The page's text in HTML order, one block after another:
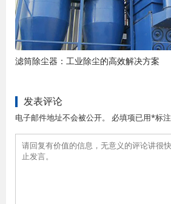
滤筒除尘器：工业除尘的高效解决方案
发表评论
电子邮件地址不会被公开。 必填项已用*标注